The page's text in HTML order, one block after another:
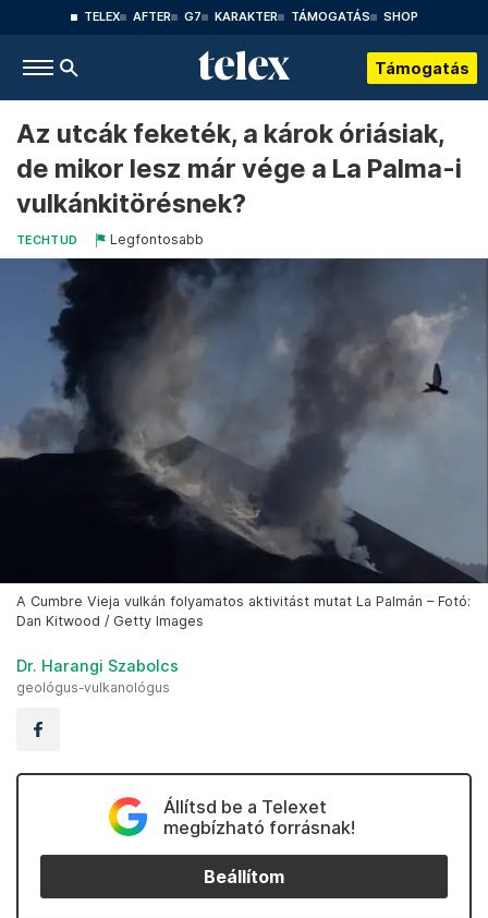
TELEX AFTER G7 KARAKTER TÁMOGATÁS SHOP
Támogatás
Az utcák feketék, a károk óriásiak,
de mikor lesz már vége a La Palma-i
vulkánkitörésnek?
TECHTUD Legfontosabb
A Cumbre Vieja vulkán folyamatos aktivitást mutat La Palmán – Fotó:
Dan Kitwood / Getty Images
Dr. Harangi Szabolcs
geológus-vulkanológus
Állítsd be a Telexet
megbízható forrásnak!
Beállítom